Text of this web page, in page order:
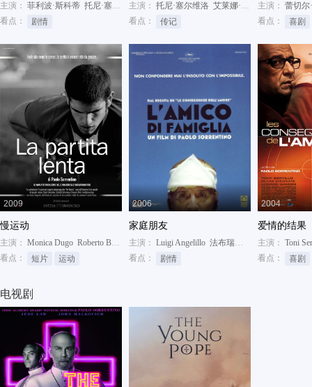
主演： 菲利波·斯科蒂 托尼·塞尔维洛
Teresa Saponangelo
看点：
剧情
主演： 托尼·塞尔维洛 艾莱娜·索菲亚·里奇
里卡
看点：
传记
主演： 蕾切尔
看点：
喜剧
2009
慢运动
主演： Monica Dugo Roberto Bernardini
Renato Gnani
看点：
短片 运动
2006
家庭朋友
主演： Luigi Angelillo 法布瑞齐奥·班提佛格里欧
看点：
剧情
2004
爱情的结果
主演： Toni
看点：
喜剧
电视剧